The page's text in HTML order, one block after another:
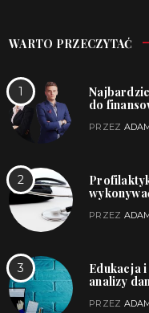
WARTO PRZECZYTAĆ
do
PRZEZ
PRZEZ
Edukacja
analizy
PRZEZ